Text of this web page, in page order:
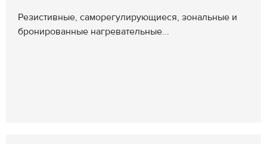
Резистивные, саморегулирующиеся, зональные и
бронированные нагревательные...